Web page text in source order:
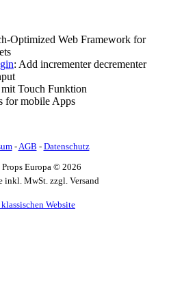
Optimized Web Framework for
: Add incrementer decrementer
Touch Funktion
for mobile Apps
- AGB - Datenschutz
Props Europa © 2026
inkl. MwSt. zzgl. Versand
Website